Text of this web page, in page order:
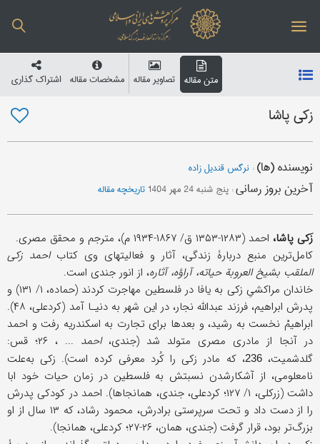
متن مقاله تصاویر مقاله مشخصات مقاله اشتراک گذاری
زکی پاشا
نویسنده (ها): نرگس قندیل زاده
آخرین بروز رسانی: پنج شنبه 24 مهر 1404 تاریخچه مقاله
زَکی‌ پاشا، احمد (۱۲۸۳-۱۳۵۳ ق/ ۱۸۶۷-۱۹۳۴ م)، مترجم و محقق مصری.
کامل‌ترین منبع دربارۀ زندگی، آثار و فعالیتهای وی کتاب احمد زکی
الملقب بشیخ العروبة حیاته، آراؤه، آثاره، از انور جندی است.
خاندان مراکشیِ زکی به یافا در فلسطین مهاجرت کردند (حماده، ۱/ ۱۳۱) و
پدرش ابراهیم، فرزند عبدالله نجار، در این شهر به دنیـا آمد (کردعلی، ۴۸).
ابراهیمْ نخست به رشید، و بعدها برای تجارت به اسکندریه رفت و احمد
در آنجا از مادری مصری متولد شد (جندی،احمد
... ، ۲۶؛ قس:
گلدشمیت،236، که مادر زکی را کُرد معرفی کرده است). زکی به‌علت
نامعلومی، از آشکارشدن نسبتش به فلسطین در زمان حیات خود ابا
داشت (زرکلی، ۱/ ۱۲۷؛ کردعلی، جندی، همانجاها). احمد در کودکی پدرش
را از دست داد و تحت سرپرستی برادرش، محمود رشاد، که ۱۳ سال از او
بزرگ‌تر بود، قرار گرفت (جندی، همان، ۲۶-۲۷؛ کردعلی، همانجا).